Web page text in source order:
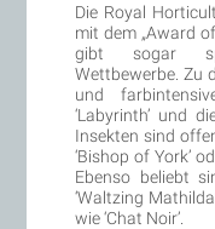
Die Royal
mit dem „Award
gibt sogar
Wettbewerbe. Zu
und
‘Labyrinth’ und
Insekten sind
‘Bishop of York’
Ebenso beliebt
‘Waltzing
wie ‘Chat Noir’.